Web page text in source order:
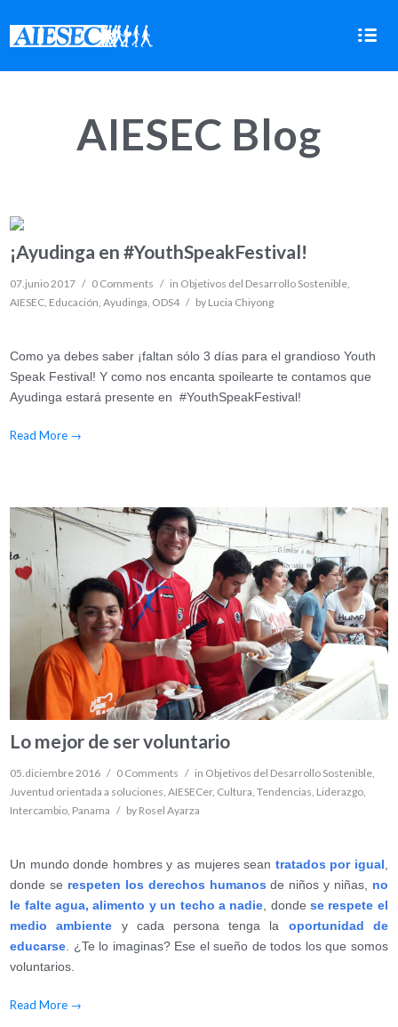


AIESEC Blog
¡Ayudinga en #YouthSpeakFestival!
07.junio 2017 / 0 Comments / in Objetivos del Desarrollo Sostenible,
AIESEC, Educación,Ayudinga, ODS4 / by Lucia Chiyong
Como ya debes saber ¡faltan sólo 3 días para el grandioso Youth
Speak Festival! Y como nos encanta spoilearte te contamos que
Ayudinga estará presente en #YouthSpeakFestival!
Read More →
Lo mejor de ser voluntario
05.diciembre 2016 / 0 Comments / in Objetivos del Desarrollo Sostenible
Juventud orientada a soluciones ,AIESECer, Cultura ,Tendencias Liderazgo
Intercambio Panama / by Rosel Ayarza
Un mundo donde hombres y as mujeres sean tratados por igual
donde se respeten los derechos humanos de niños y niñas, no
le falte agua, alimento y un techo a nadie , dondese respete el
medio ambiente
y cada persona tenga la oportunidad de
educarse . ¿Te lo imaginas? Ese el sueño de todos los que somos
voluntarios.
Read More →